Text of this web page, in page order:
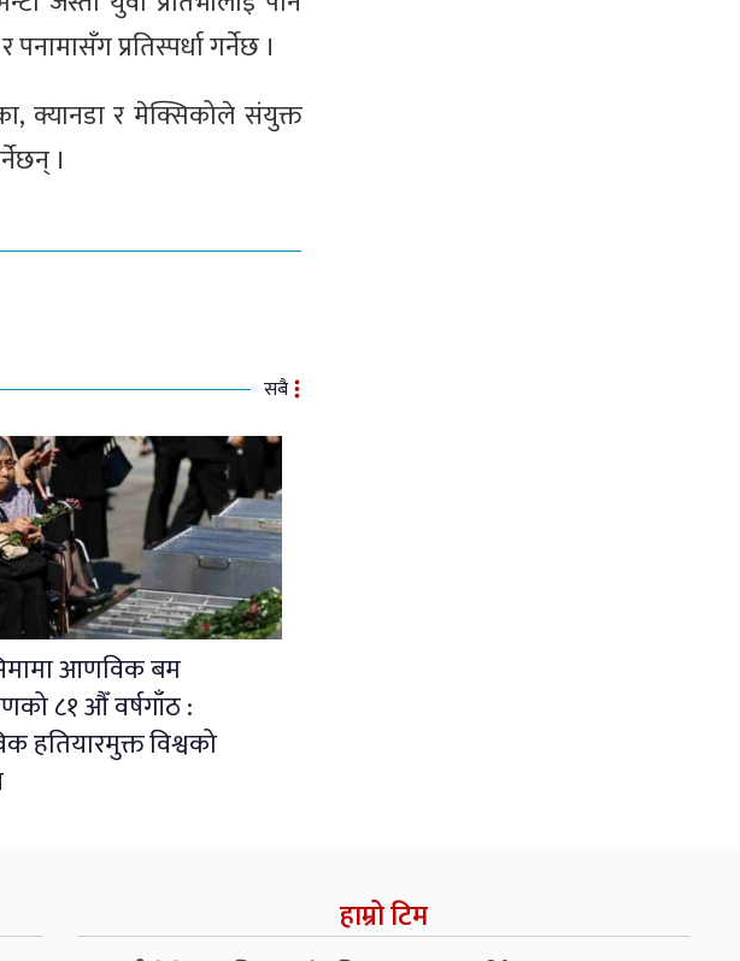
प्रतिस्पर्धा गर्नेछ ।
क्यानडा र मेक्सिकोले संयुक्त
।
सबै
आणविक बम
८१ औँ वर्षगाँठ :
हतियारमुक्त विश्वको
हाम्रो टिम